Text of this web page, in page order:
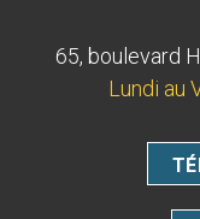
65, boulevard
Lundi au